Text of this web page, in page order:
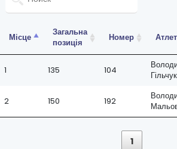
Місце
Загальна
позиція
Номер Атлет
1 135 104
Гільчук
2 150 192
1